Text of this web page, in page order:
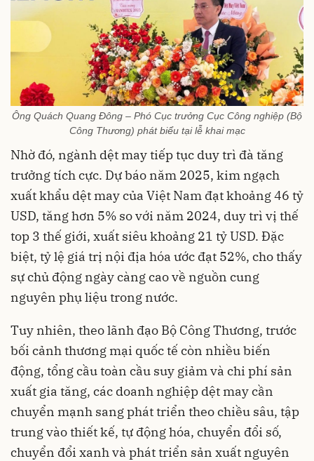
Ông Quách Quang Đông – Phó Cục trưởng Cục Công nghiệp (Bộ
Công Thương) phát biểu tại lễ khai mạc
Nhờ đó, ngành dệt may tiếp tục duy trì đà tăng
trưởng tích cực. Dự báo năm 2025, kim ngạch
xuất khẩu dệt may của Việt Nam đạt khoảng 46 tỷ
USD, tăng hơn 5% so với năm 2024, duy trì vị thế
top 3 thế giới, xuất siêu khoảng 21 tỷ USD. Đặc
biệt, tỷ lệ giá trị nội địa hóa ước đạt 52%, cho thấy
sự chủ động ngày càng cao về nguồn cung
nguyên phụ liệu trong nước.
Tuy nhiên, theo lãnh đạo Bộ Công Thương, trước
bối cảnh thương mại quốc tế còn nhiều biến
động, tổng cầu toàn cầu suy giảm và chi phí sản
xuất gia tăng, các doanh nghiệp dệt may cần
chuyển mạnh sang phát triển theo chiều sâu, tập
trung vào thiết kế, tự động hóa, chuyển đổi số,
chuyển đổi xanh và phát triển sản xuất nguyên